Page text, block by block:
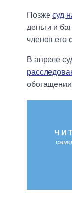
Позже суд
деньги и
членов его
В апреле